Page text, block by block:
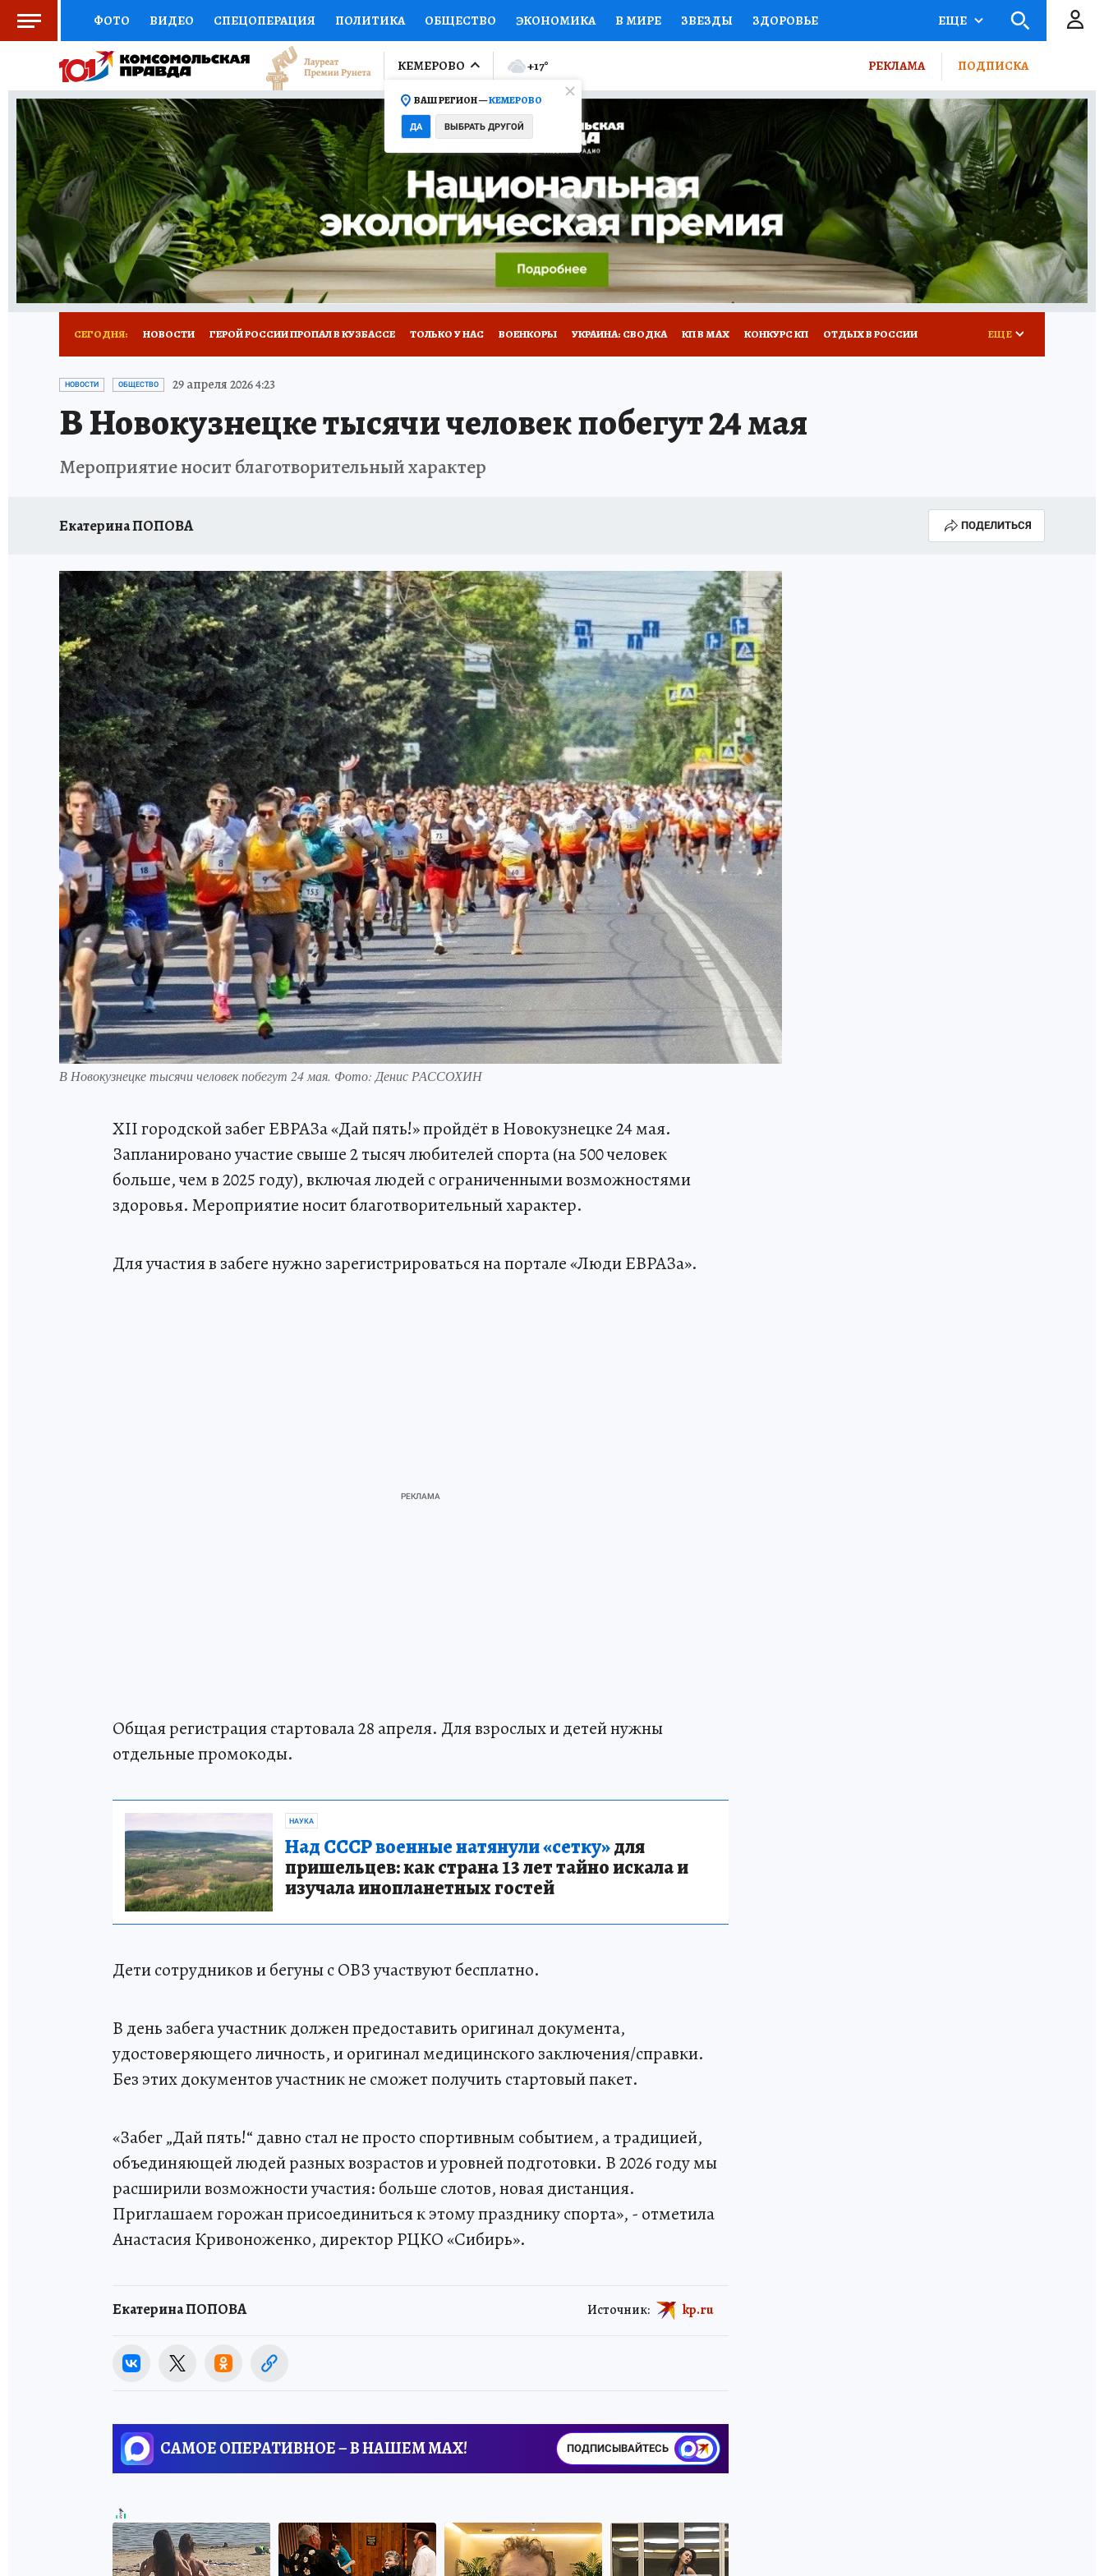
ФОТО ВИДЕО СПЕЦОПЕРАЦИЯ ПОЛИТИКА ОБЩЕСТВО ЭКОНОМИКА В МИРЕ ЗВЕЗДЫ ЗДОРОВЬЕ
СОЦПОДДЕРЖКА НАУКА СПОРТ КОЛУМНИСТЫ ПРОИСШЕСТВИЯ
ВЫБОР ЭКСПЕРТОВ ДОКТОР ФИНАНСЫ ОТКРЫВАЕМ МИР Я ЗНАЮ СЕМЬЯ ЖЕНСКИЕ СЕКРЕТЫ ПУТЕВОДИТЕЛЬ
КНИЖНАЯ ПОЛКА ПРОГНОЗЫ НА СПОРТ ПРОМОКОДЫ СЕРИАЛЫ СПЕЦПРОЕКТЫ ДЕФИЦИТ ЖЕЛЕЗА ТУРИЗМ
ПРЕСС-ЦЕНТР НЕДВИЖИМОСТЬ ТЕЛЕВИЗОР КОНКУРСЫ РАБОТА У НАС ГИД ПОТРЕБИТЕЛЯ ВСЕ О КП РАДИО КП
РЕКЛАМА ТЕСТЫ НОВОЕ НА САЙТЕ
ЕЩЕ
КЕМЕРОВО
ВАШ РЕГИОН —КЕМЕРОВО
ДА ВЫБРАТЬ ДРУГОЙ
+17° РЕКЛАМА ПОДПИСКА
СЕГОДНЯ: НОВОСТИ ГЕРОЙ РОССИИ ПРОПАЛ В КУЗБАССЕ ТОЛЬКО У НАС ВОЕНКОРЫ УКРАИНА: СВОДКА КП В МАХ КОНКУРС КП ОТДЫХ В РОССИИ
ЗАПОВЕДНАЯ РОССИЯ ПРОИСШЕСТВИЯ
ЕЩЕ
НОВОСТИ ОБЩЕСТВО 29 апреля 2026 4:23
В Новокузнецке тысячи человек побегут 24 мая
Мероприятие носит благотворительный характер
Екатерина ПОПОВА ПОДЕЛИТЬСЯ
В Новокузнецке тысячи человек побегут 24 мая. Фото: Денис РАССОХИН
XII городской забег ЕВРАЗа «Дай пять!» пройдёт в Новокузнецке 24 мая.
Запланировано участие свыше 2 тысяч любителей спорта (на 500 человек
больше, чем в 2025 году), включая людей с ограниченными возможностями
здоровья. Мероприятие носит благотворительный характер.
Для участия в забеге нужно зарегистрироваться на портале «Люди ЕВРАЗа».
Общая регистрация стартовала 28 апреля. Для взрослых и детей нужны
отдельные промокоды.
НАУКА
Над СССР военные натянули «сетку»для
пришельцев: как страна 13 лет тайно искала и
изучала инопланетных гостей
Дети сотрудников и бегуны с ОВЗ участвуют бесплатно.
В день забега участник должен предоставить оригинал документа,
удостоверяющего личность, и оригинал медицинского заключения/справки.
Без этих документов участник не сможет получить стартовый пакет.
«Забег „Дай пять!“ давно стал не просто спортивным событием, а традицией,
объединяющей людей разных возрастов и уровней подготовки. В 2026 году мы
расширили возможности участия: больше слотов, новая дистанция.
Приглашаем горожан присоединиться к этому празднику спорта», - отметила
Анастасия Кривоноженко, директор РЦКО «Сибирь».
Екатерина ПОПОВА Источник: kp.ru
САМОЕ ОПЕРАТИВНОЕ – В НАШЕМ MAX! ПОДПИСЫВАЙТЕСЬ